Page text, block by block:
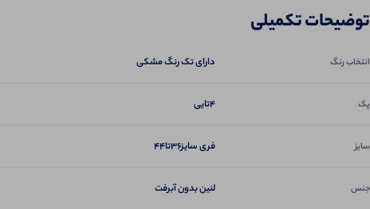
توضیحات تکمیلی
انتخاب رنگ دارای تک رنگ مشکی
پک 4تایی
سایز فری سایز36تا44
جنس لنین بدون آبرفت